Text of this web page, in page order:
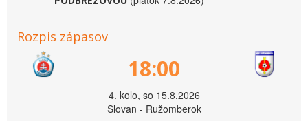
Rozpis zápasov
18:00
4. kolo, so 15.8.2026
Slovan - Ružomberok